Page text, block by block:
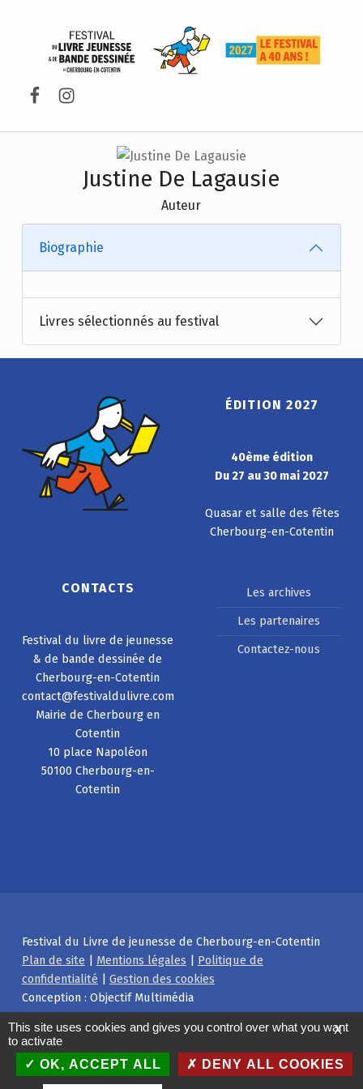
Facebook
Instagram
Justine De Lagausie
Auteur
Biographie
Livres sélectionnés au festival
ÉDITION 2027
40ème édition
Du 27 au 30 mai 2027
Quasar et salle des fêtes
Cherbourg-en-Cotentin
CONTACTS
Festival du livre de jeunesse
& de bande dessinée de
Cherbourg-en-Cotentin
contact@festivaldulivre.com
Mairie de Cherbourg en
Cotentin
10 place Napoléon
50100 Cherbourg-en-
Cotentin
Les archives
Les partenaires
Contactez-nous
Festival du Livre de jeunesse de Cherbourg-en-Cotentin
Plan de site | Mentions légales | Politique de
confidentialité | Gestion des cookies
Conception : Objectif Multimédia
Facebook
Instagram
Back to top ↑ X
This site uses cookies and gives you control over what you want
to activate
OK, ACCEPT ALL
DENY ALL COOKIES